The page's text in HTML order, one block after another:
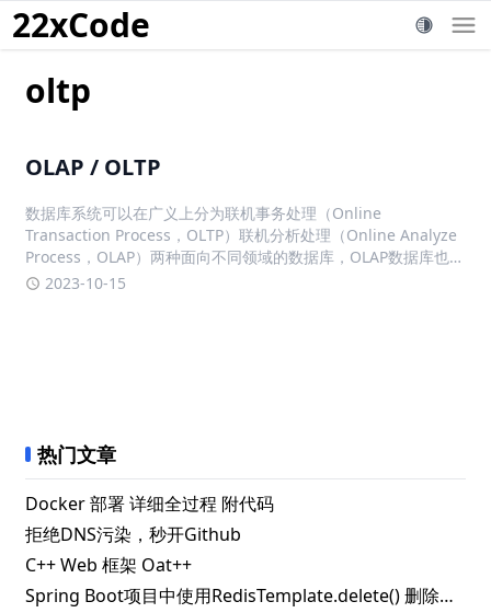
22xCode
oltp
OLAP / OLTP
数据库系统可以在广义上分为联机事务处理（Online
Transaction Process，OLTP）联机分析处理（Online Analyze
Process，OLAP）两种面向不同领域的数据库，OLAP数据库也被
称为数据仓库。从产品上看，有专门面向OLTP的数据库，例如
2023-10-15
热门文章
Docker 部署 详细全过程 附代码
拒绝DNS污染，秒开Github
C++ Web 框架 Oat++
Spring Boot项目中使用RedisTemplate.delete() 删除指定key失败的解决办法